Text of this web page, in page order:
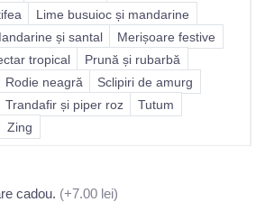
Lime busuioc și mandarine
și santal
Merișoare festive
tropical
Prună și rubarbă
Rodie neagră
Sclipiri de amurg
Trandafir și piper roz
Tutum
Zing
cadou. (+7.00 lei)